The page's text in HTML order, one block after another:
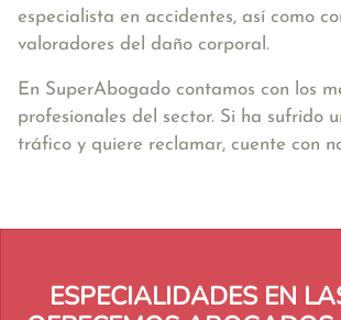
especialista en accidentes, así como
valoradores del daño corporal.
En SuperAbogado contamos con los
profesionales del sector. Si ha sufrido
tráfico y quiere reclamar, cuente con
ESPECIALIDADES EN